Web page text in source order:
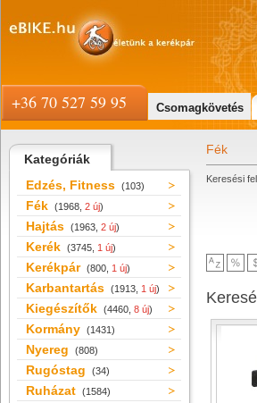
Kategóriák
Edzés, Fitness (103)
Fék (1968, 2 új)
Hajtás (1963, 2 új)
Kerék (3745, 1 új)
Kerékpár (800, 1 új)
Karbantartás (1913, 1 új)
Kiegészítők (4460, 8 új)
Kormány (1431)
Nyereg (808)
Rugóstag (34)
Ruházat (1584)
Fék
Keresési
+36 70 527 59 95 Csomagkövetés